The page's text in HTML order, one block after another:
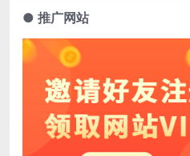
● 推广网站